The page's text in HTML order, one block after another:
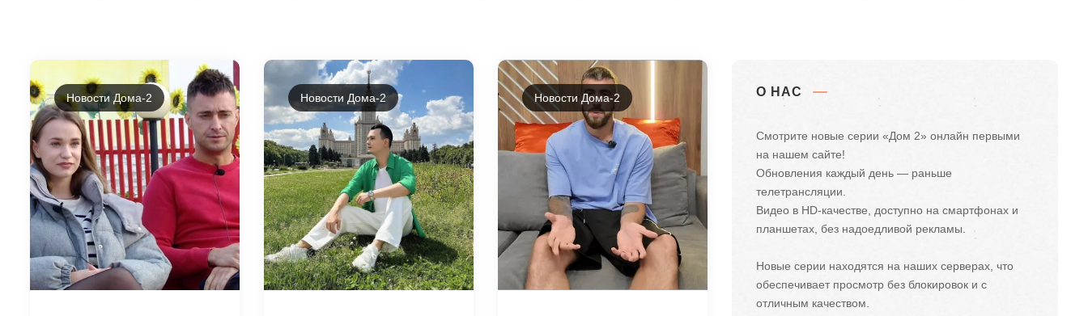
Новости Дома-2 Новости Дома-2 Новости Дома-2 О НАС
Смотрите новые серии «Дом 2» онлайн первыми
на нашем сайте!
Обновления каждый день — раньше
телетрансляции.
Видео в HD-качестве, доступно на смартфонах и
планшетах, без надоедливой рекламы.
Новые серии находятся на наших серверах, что
обеспечивает просмотр без блокировок и с
отличным качеством.